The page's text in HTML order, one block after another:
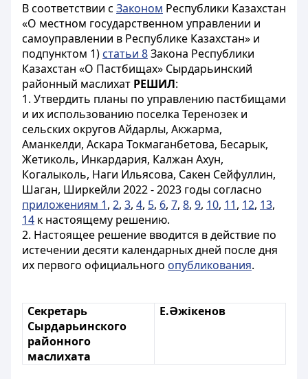
В соответствии с Законом Республики Казахстан
«О местном государственном управлении и
самоуправлении в Республике Казахстан» и
подпунктом 1) статьи 8Закона Республики
Казахстан «О Пастбищах» Сырдарьинский
районный маслихат РЕШИЛ:
1. Утвердить планы по управлению пастбищами
и их использованию поселка Теренозек и
сельских округов Айдарлы, Акжарма,
Аманкелди, Аскара Токмаганбетова, Бесарык,
Жетиколь, Инкардария, Калжан Ахун,
Когалыколь, Наги Ильясова, Сакен Сейфуллин,
Шаган, Ширкейли 2022 - 2023 годы согласно
приложениям 1, 2, 3, 4, 5, 6, 7, 8, 9, 10, 11, 12, 13,
14 к настоящему решению.
2. Настоящее решение вводится в действие по
истечении десяти календарных дней после дня
их первого официального опубликования.
Секретарь
Сырдарьинского
районного
маслихата
Е.Әжікенов